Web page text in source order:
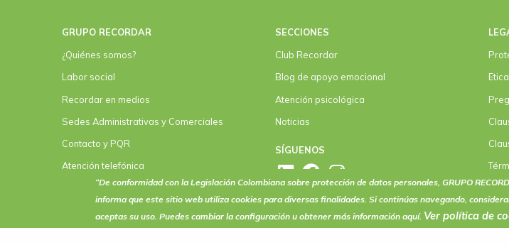
“De conformidad con la Legislación Colombiana sobre protección de datos personales, GRUPO
informa que este sitio web utilizacookies para diversas finalidades. Si continúas navegando,
aceptas su uso. Puedes cambiar la configuración u obtener más información aquí. Ver política de
GRUPO RECORDAR
¿Quiénes somos?
Labor social
Recordar en medios
Sedes Administrativas y Comerciales
Contacto y PQR
Atención telefónica
Convenios
SECCIONES
Club Recordar
Blog de apoyo emocional
Atención psicológica
Noticias
SÍGUENOS